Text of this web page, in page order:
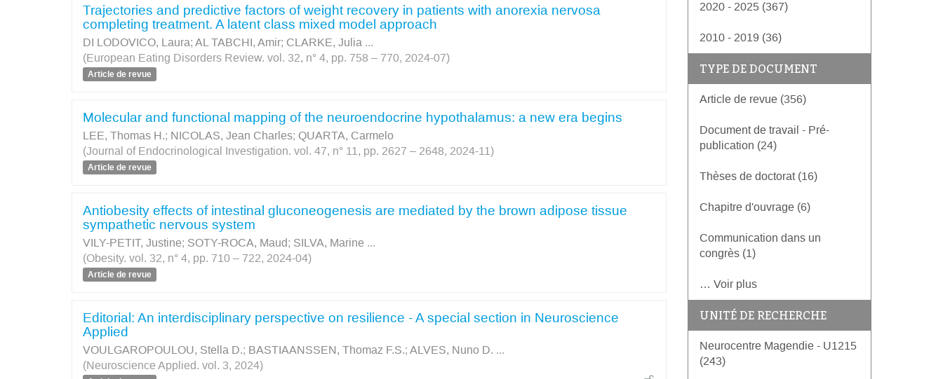
Trajectories and predictive factors of weight recovery in patients with anorexia nervosa
completing treatment. A latent class mixed model approach
DI LODOVICO, Laura; AL TABCHI, Amir; CLARKE, Julia ...
(European Eating Disorders Review. vol. 32, n° 4, pp. 758 – 770, 2024-07)
Article de revue
Molecular and functional mapping of the neuroendocrine hypothalamus: a new era begins
LEE, Thomas H.; NICOLAS, Jean Charles; QUARTA, Carmelo
(Journal of Endocrinological Investigation. vol. 47, n° 11, pp. 2627 – 2648, 2024-11)
Article de revue
Antiobesity effects of intestinal gluconeogenesis are mediated by the brown adipose tissue
sympathetic nervous system
VILY-PETIT, Justine; SOTY-ROCA, Maud; SILVA, Marine ...
(Obesity. vol. 32, n° 4, pp. 710 – 722, 2024-04)
Article de revue
Editorial: An interdisciplinary perspective on resilience - A special section in Neuroscience
Applied
VOULGAROPOULOU, Stella D.; BASTIAANSSEN, Thomaz F.S.; ALVES, Nuno D. ...
(Neuroscience Applied. vol. 3, 2024)
2020 - 2025 (367)
2010 - 2019 (36)
TYPE DE DOCUMENT
Article de revue (356)
Document de travail - Pré-
publication (24)
Thèses de doctorat (16)
Chapitre d'ouvrage (6)
Communication dans un
congrès (1)
… Voir plus
UNITÉ DE RECHERCHE
Neurocentre Magendie - U1215
(243)